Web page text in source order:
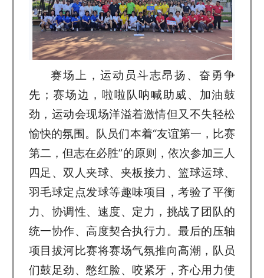
赛场上，运动员斗志昂扬、奋勇争
先；赛场边，啦啦队呐喊助威、加油鼓
劲，运动会现场洋溢着激情但又不失轻松
愉快的氛围。队员们本着“友谊第一，比赛
第二，但志在必胜”的原则，依次参加三人
四足、双人夹球、夹板接力、篮球运球、
羽毛球定点发球等趣味项目，考验了平衡
力、协调性、速度、定力，挑战了团队的
统一协作、高度契合执行力。最后的压轴
项目拔河比赛将赛场气氛推向高潮，队员
们鼓足劲、憋红脸、咬紧牙，齐心用力使